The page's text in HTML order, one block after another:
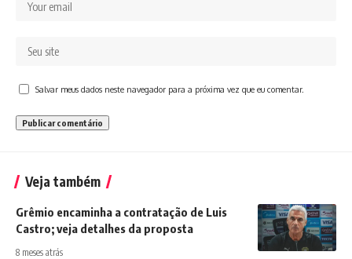
Salvar meus dados neste navegador para a próxima vez que eu comentar.
Veja também
Grêmio encaminha a contratação de Luis
Castro; veja detalhes da proposta
8 meses atrás